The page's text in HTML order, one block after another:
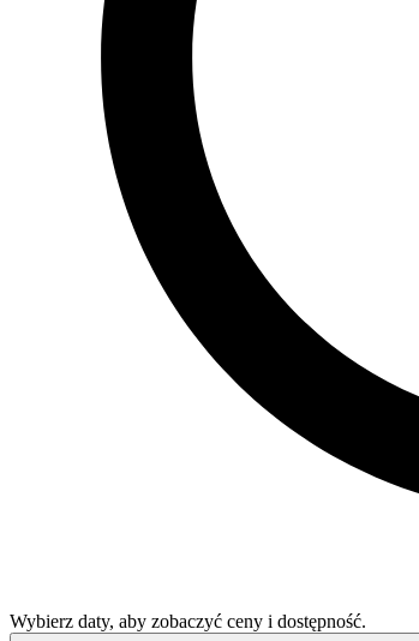
Wybierz daty, aby zobaczyć ceny i dostępność.